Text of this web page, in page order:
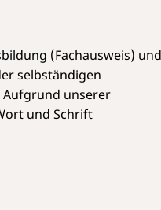
(Fachausweis) und
selbständigen
Aufgrund unserer
und Schrift